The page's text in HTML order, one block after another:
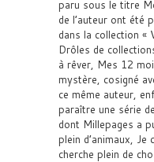
paru sous le titre
de l’auteur ont été
dans la collection «
Drôles de
à rêver, Mes 12
mystère, cosigné
ce même auteur,
paraître une série
dont Millepages a
plein d’animaux,
cherche plein de